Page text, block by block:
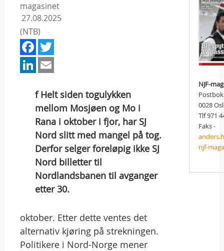
magasinet
27.08.2025
(NTB)
Facebook
LinkedIn
f Helt siden togulykken
mellom Mosjøen og Mo i
Rana i oktober i fjor, har SJ
Nord slitt med mangel på tog.
Derfor selger foreløpig ikke SJ
Nord billetter til
Nordlandsbanen til avganger
etter 30.
oktober. Etter dette ventes det
alternativ kjøring på strekningen.
Politikere i Nord-Norge mener
NJF-
0028
Tlf 971
Faks -
njf-